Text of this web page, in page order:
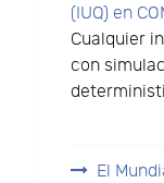
(IUQ) en
Cualquier
con
El